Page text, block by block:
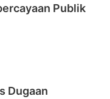
Publik
Dugaan